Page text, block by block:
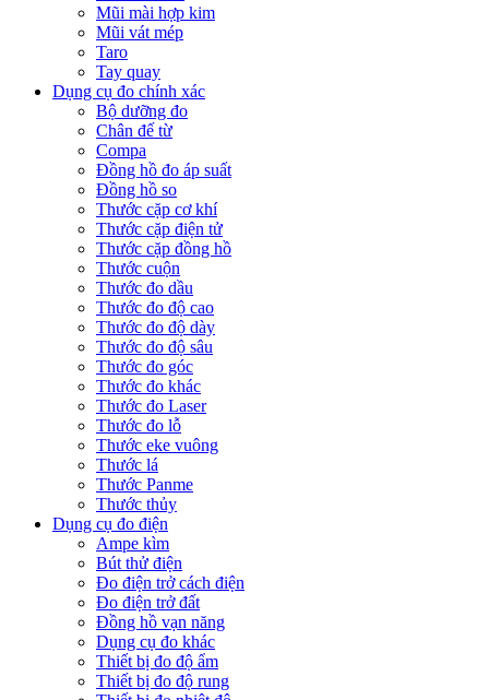
Mũi mài hợp kim
Mũi vát mép
Taro
Tay quay
Dụng cụ đo chính xác
Bộ dưỡng đo
Chân đế từ
Compa
Đồng hồ đo áp suất
Đồng hồ so
Thước cặp cơ khí
Thước cặp điện tử
Thước cặp đồng hồ
Thước cuộn
Thước đo dầu
Thước đo độ cao
Thước đo độ dày
Thước đo độ sâu
Thước đo góc
Thước đo khác
Thước đo Laser
Thước đo lỗ
Thước eke vuông
Thước lá
Thước Panme
Thước thủy
Dụng cụ đo điện
Ampe kìm
Bút thử điện
Đo điện trở cách điện
Đo điện trở đất
Đồng hồ vạn năng
Dụng cụ đo khác
Thiết bị đo độ ẩm
Thiết bị đo độ rung